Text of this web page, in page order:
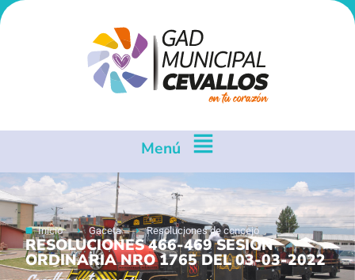
Menú
Inicio Gaceta Resoluciones de concejo
RESOLUCIONES 466-469 SESION
ORDINARIA NRO 1765 DEL 03-03-2022